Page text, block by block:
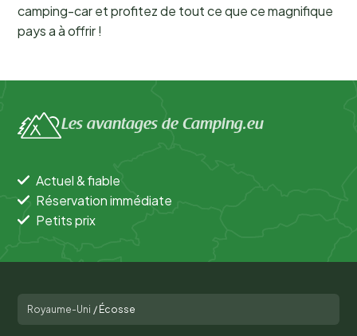
camping-car et profitez de tout ce que ce magnifique
pays a à offrir !
Les avantages de Camping.eu
Actuel & fiable
Réservation immédiate
Petits prix
Royaume-Uni / Écosse